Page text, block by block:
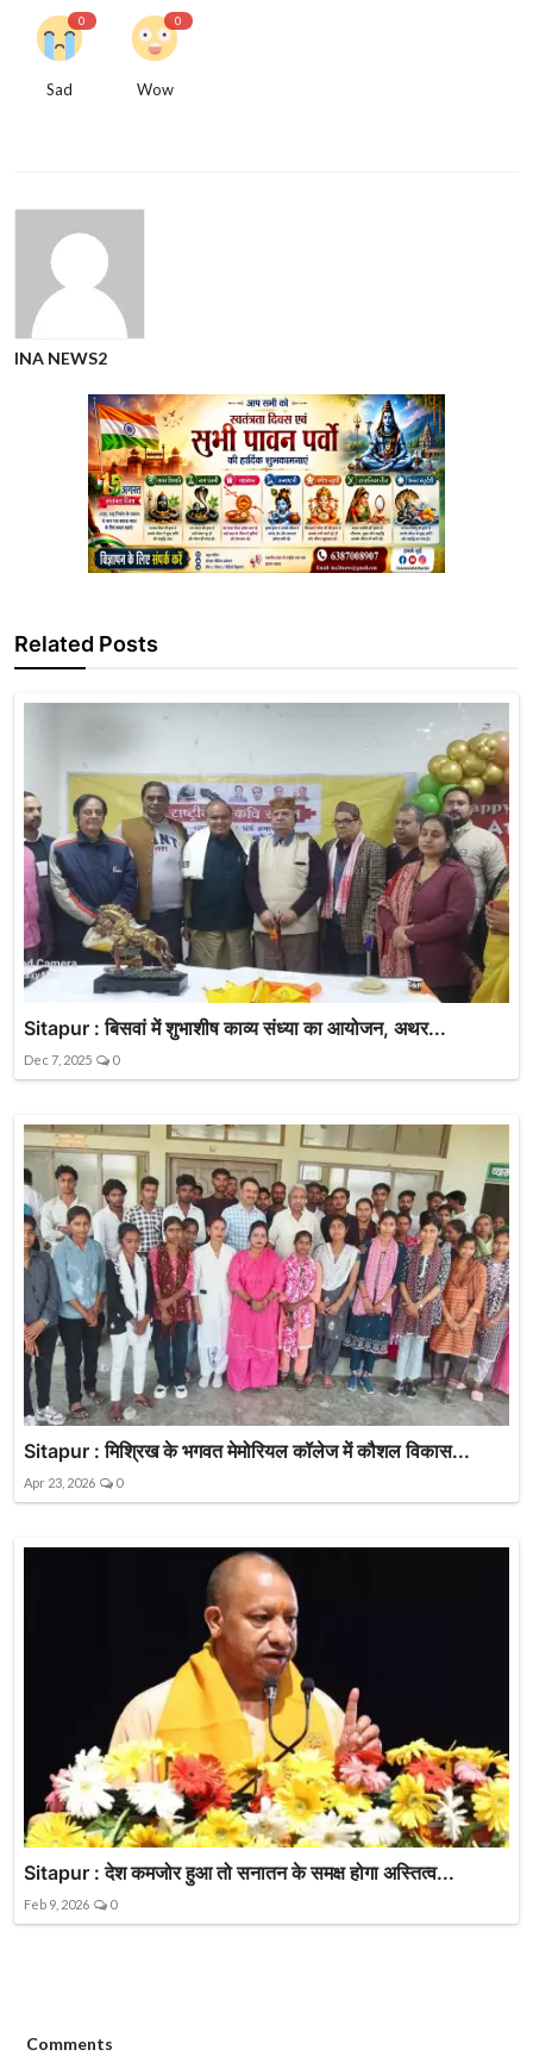
0
Sad
0
Wow
INA NEWS2
Related Posts
Sitapur : बिसवां में शुभाशीष काव्य संध्या का आयोजन, अथर...
Dec 7, 2025 0
Sitapur : मिश्रिख के भगवत मेमोरियल कॉलेज में कौशल विकास...
Apr 23, 2026 0
Sitapur : देश कमजोर हुआ तो सनातन के समक्ष होगा अस्तित्व...
Feb 9, 2026 0
Comments